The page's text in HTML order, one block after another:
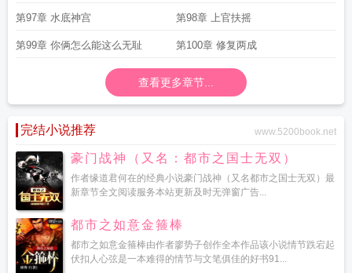
第97章 水底神宫 第98章 上官扶摇
第99章 你俩怎么能这么无耻 第100章 修复两成
查看更多章节...
完结小说推荐 www.5200book.net
豪门战神（又名：都市之国士无双）
作者缘道君何在的经典小说豪门战神（又名都市之国士无双）最
新章节全文阅读服务本站更新及时无弹窗广告...
都市之如意金箍棒
都市之如意金箍棒由作者廖势子创作全本作品该小说情节跌宕起
伏扣人心弦是一本难得的情节与文笔俱佳的好书91...